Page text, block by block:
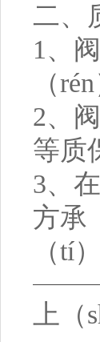
二、
1、
（
2、
等质
3、
方承
（tí
上（